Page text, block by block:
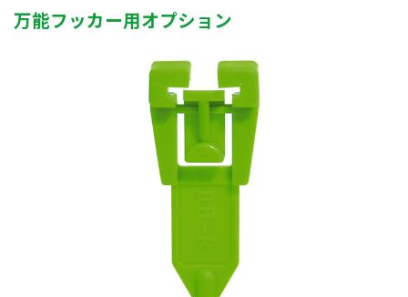
万能フッカー用オプション